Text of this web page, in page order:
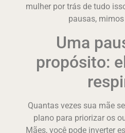
mulher por trás de tudo
pausas,
Uma
propósito:
Quantas vezes sua mãe
plano para priorizar os
Mães, você pode inverter